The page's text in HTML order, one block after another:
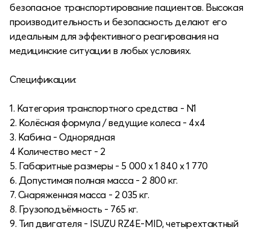
безопасное транспортирование пациентов. Высокая
производительность и безопасность делают его
идеальным для эффективного реагирования на
медицинские ситуации в любых условиях.
Спецификации:
1. Категория транспортного средства - N1
2. Колёсная формула / ведущие колеса - 4x4
3. Кабина - Однорядная
4 Количество мест - 2
5. Габаритные размеры - 5 000 х 1 840 х 1 770
6. Допустимая полная масса - 2 800 кг.
7. Снаряженная масса - 2 035 кг.
8. Грузоподъёмность - 765 кг.
9. Тип двигателя - ISUZU RZ4E-MID, четырехтактный